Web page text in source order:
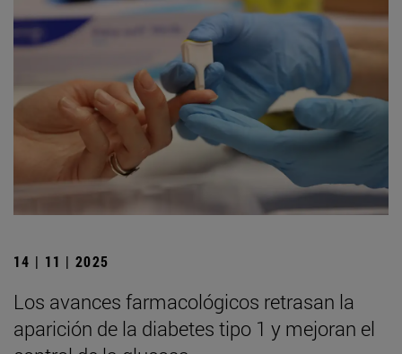
14 | 11 | 2025
Los avances farmacológicos retrasan la
aparición de la diabetes tipo 1 y mejoran el